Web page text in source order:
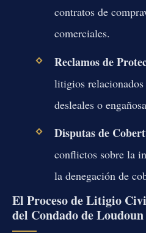
contratos de
comerciales.
Reclamos de
litigios
desleales o
Disputas de
conflictos sobre la
la denegación de
El Proceso de Litigio
del Condado de Loudoun